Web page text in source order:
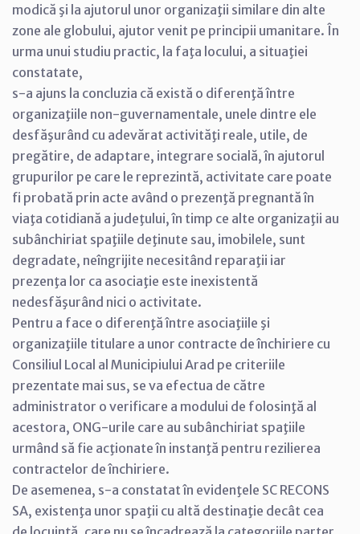
modică şi la ajutorul unor organizaţii similare din alte
zone ale globului, ajutor venit pe principii umanitare. În
urma unui studiu practic, la faţa locului, a situaţiei
constatate,
s-a ajuns la concluzia că există o diferenţă între
organizaţiile non-guvernamentale, unele dintre ele
desfăşurând cu adevărat activităţi reale, utile, de
pregătire, de adaptare, integrare socială, în ajutorul
grupurilor pe care le reprezintă, activitate care poate
fi probată prin acte având o prezenţă pregnantă în
viaţa cotidiană a judeţului, în timp ce alte organizaţii au
subânchiriat spaţiile deţinute sau, imobilele, sunt
degradate, neîngrijite necesitând reparaţii iar
prezenţa lor ca asociaţ‏ie este inexistentă
nedesfăşurând nici o activitate.
Pentru a face o diferenţă între asociaţiile şi
organizaţiile titulare a unor contracte de închiriere cu
Consiliul Local al Municipiului Arad pe criteriile
prezentate mai sus, se va efectua de către
administrator o verificare a modului de folosinţă al
acestora, ONG-urile care au subânchiriat spaţiile
urmând să fie acţionate în instanţă pentru rezilierea
contractelor de închiriere.
De asemenea, s-a constatat în evidenţele SC RECONS
SA, existenţa unor spaţii cu altă destinaţie decât cea